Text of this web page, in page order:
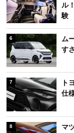
ル
験
6
ム
す
7
ト
仕
8
マ